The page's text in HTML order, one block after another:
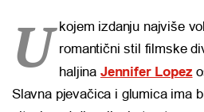
U kojem izdanju najviše
romantični stil filmske
haljina Jennifer Lopez
Slavna pjevačica i glumica ima